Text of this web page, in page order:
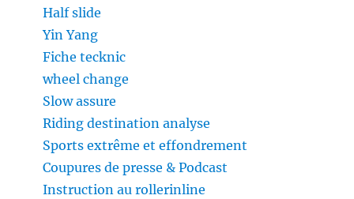
Half slide
Yin Yang
Fiche tecknic
wheel change
Slow assure
Riding destination analyse
Sports extrême et effondrement
Coupures de presse & Podcast
Instruction au rollerinline